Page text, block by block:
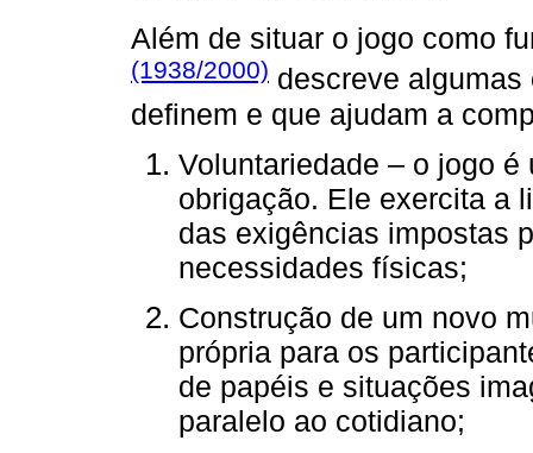
Além de situar o jogo como
(1938/2000) descreve
definem e que ajudam a
Voluntariedade – o jogo
obrigação. Ele exercita a
das exigências impostas
necessidades físicas;
Construção de um novo
própria para os
de papéis e situações
paralelo ao cotidiano;